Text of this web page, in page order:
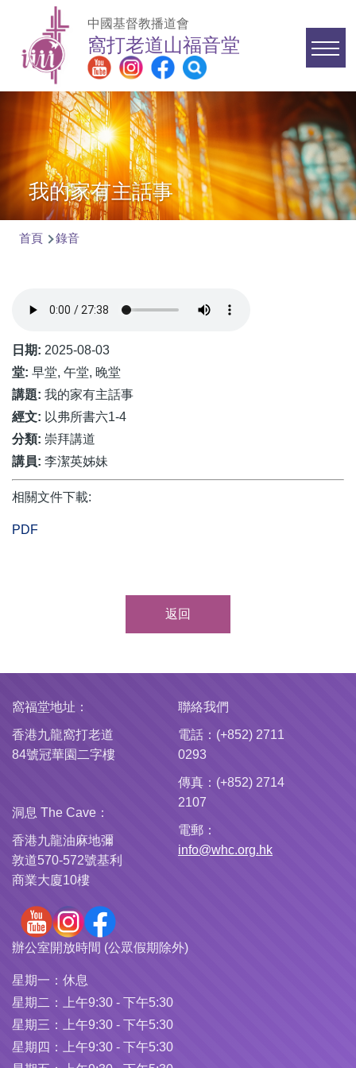
移至主內容
中國基督教播道會
窩打老道山福音堂
Main
navigation
我的家有主話事
連
首頁 錄音
日期: 2025-08-03
堂: 早堂, 午堂, 晚堂
講題: 我的家有主話事
經文: 以弗所書六1-4
分類: 崇拜講道
講員: 李潔英姊妹
相關文件下載:
PDF
返回
窩福堂地址：
香港九龍窩打老道
84號冠華園二字樓
洞息 The Cave：
香港九龍油麻地彌
敦道570-572號基利
商業大廈10樓
聯絡我們
電話：(+852) 2711
0293
傳真：(+852) 2714
2107
電郵：
info@whc.org.hk
辦公室開放時間 (公眾假期除外)
星期一： 休息
星期二：
上午9:30 - 下午5:30
星期三：
上午9:30 - 下午5:30
星期四：
上午9:30 - 下午5:30